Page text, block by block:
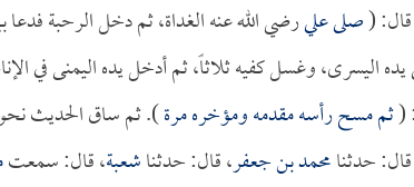
(صلىعليرضي الله عنه الغداة، ثم دخل الرحبة فدعا
يده اليسرى، وغسل كفيه ثلاثاً، ثم أدخل يده اليمنى في
(ثم مسح رأسه مقدمه ومؤخره مرة). ثم ساق الحديث
حدثنامحمد بن جعفر، قال: حدثناشعبة، قال: سمعت